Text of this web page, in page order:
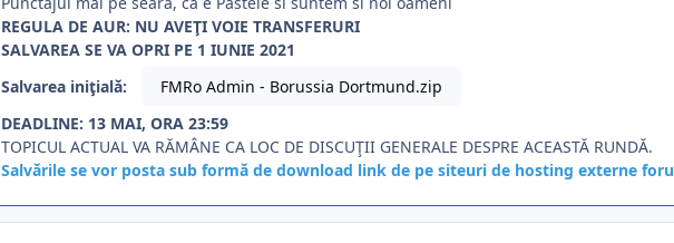
REGULA DE AUR: NU AVEŢI VOIE TRANSFERURI
SALVAREA SE VA OPRI PE 1 IUNIE 2021
Salvarea iniţială:
FMRo Admin - Borussia Dortmund.zip
DEADLINE: 13 MAI, ORA 23:59
TOPICUL ACTUAL VA RĂMÂNE CA LOC DE DISCUŢII GENERALE DESPRE ACEASTĂ RUNDĂ.
Salvările se vor posta sub formă de download link de pe siteuri de hosting externe